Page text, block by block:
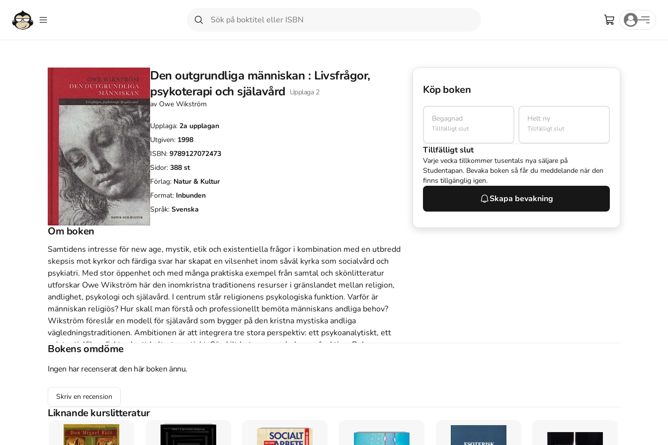
Den outgrundliga människan : Livsfrågor,
psykoterapi och själavård Upplaga 2
av Owe Wikström
Upplaga: 2a upplagan
Utgiven: 1998
ISBN: 9789127072473
Sidor: 388 st
Förlag: Natur & Kultur
Format: Inbunden
Språk: Svenska
Om boken
Samtidens intresse för new age, mystik, etik och existentiella frågor i kombination med en utbredd
skepsis mot kyrkor och färdiga svar har skapat en vilsenhet inom såväl kyrka som socialvård och
psykiatri. Med stor öppenhet och med många praktiska exempel från samtal och skönlitteratur
utforskar Owe Wikström här den inomkristna traditionens resurser i gränslandet mellan religion,
andlighet, psykologi och själavård. I centrum står religionens psykologiska funktion. Varför är
människan religiös? Hur skall man förstå och professionellt bemöta människans andliga behov?
Wikström föreslår en modell för själavård som bygger på den kristna mystiska andliga
vägledningstraditionen. Ambitionen är att integrera tre stora perspektiv: ett psykoanalytiskt, ett
existentialfilosofiskt och ett kulturteoretiskt. Särskilt betonas symbolernas funktion. Bokens
nyttjad möjlighet att närma sig den outgrundliga människan med ett språk där ord som godhet,
kompletterats, bl a med nya avsnitt om objektrelationsteori, förhållandet mellan narcissism och
religion, och om tystnadspliktens problem. Den innehåller en helt ny bibliografi med hänvisningar till
den senaste forskningen inom området. Ny omarbetad utgåva. Owe Wikström är teol dr och
professor i religionspsykologi vid Uppsala universitet. Han medverkar ofta i radio och är en efterfrågad
föreläsare. Han är författare till ett tiotal böcker, bl a Om heligheten (1993), Det bländande mörkret
Köp boken
Begagnad
Tillfälligt slut
Helt ny
Tillfälligt slut
Tillfälligt slut
Varje vecka tillkommer tusentals nya säljare på
Studentapan. Bevaka boken så får du meddelande när den
finns tillgänglig igen.
Skapa bevakning
Bokens omdöme
Ingen har recenserat den här boken ännu.
Skriv en recension
Liknande kurslitteratur